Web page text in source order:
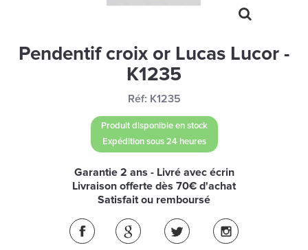
Pendentif croix or Lucas Lucor -
K1235
Réf: K1235
Produit disponible en stock
Expédition sous 24 heures
Garantie 2 ans - Livré avec écrin
Livraison offerte dès 70€ d'achat
Satisfait ou remboursé